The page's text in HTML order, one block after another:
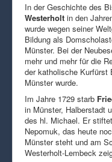
In der Geschichte des
Westerholt in den
wurde wegen seiner
Bildung als
Münster. Bei der
mehr und mehr für die
der katholische Kurfürst
Münster wurde.
Im Jahre 1729 starb
in Münster, Halberstadt
des hl. Michael. Er
Nepomuk, das heute
Münster steht und am
Westerholt-Lembeck